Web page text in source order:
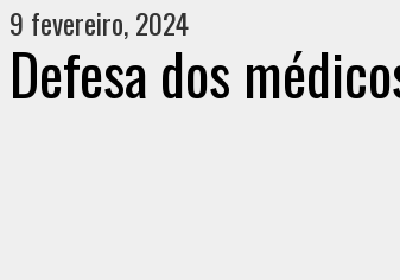
9 fevereiro, 2024
Defesa dos